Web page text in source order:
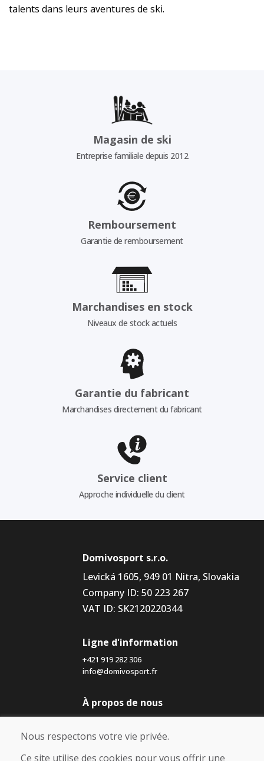
talents dans leurs aventures de ski.
Magasin de ski
Entreprise familiale depuis 2012
Remboursement
Garantie de remboursement
Marchandises en stock
Niveaux de stock actuels
Garantie du fabricant
Marchandises directement du fabricant
Service client
Approche individuelle du client
Domivosport s.r.o.
Levická 1605, 949 01 Nitra, Slovakia
Company ID: 50 223 267
VAT ID: SK2120220344
Ligne d'information
+421 919 282 306
info@domivosport.fr
À propos de nous
Blog
À propos de nous
Boutique
Contact
Nous respectons votre vie privée.
Ce site utilise des cookies pour vous offrir une